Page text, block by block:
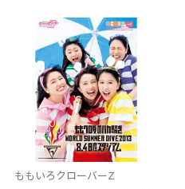
ももいろクローバーZ